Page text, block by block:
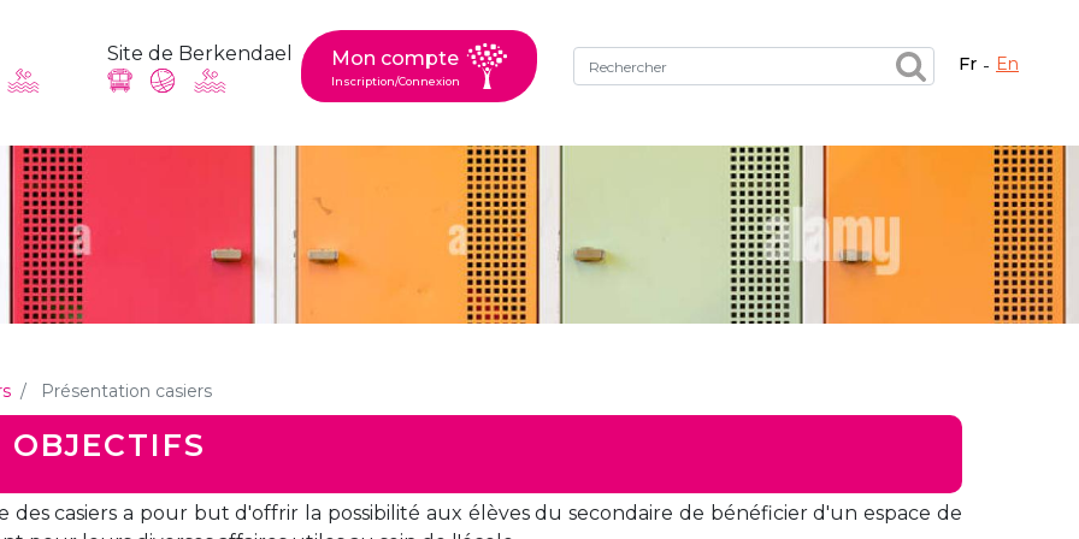
suggestion : contactez le bon service !
+32 (0)472 07 35 25
periscolaire.berkendael@apeee-bxl1-services.be
Site de Berkendael Mon compte
Inscription/Connexion
fr en
Présentation casiers
OBJECTIFS
des casiers a pour but d'offrir la possibilité aux élèves du secondaire de bénéficier d'un espace de